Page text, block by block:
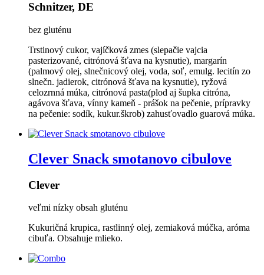
Schnitzer, DE
bez gluténu
Trstinový cukor, vajíčková zmes (slepačie vajcia
pasterizované, citrónová šťava na kysnutie), margarín
(palmový olej, slnečnicový olej, voda, soľ, emulg. lecitín zo
slnečn. jadierok, citrónová šťava na kysnutie), ryžová
celozrnná múka, citrónová pasta(plod aj šupka citróna,
agávova šťava, vínny kameň - prášok na pečenie, prípravky
na pečenie: sodík, kukur.škrob) zahusťovadlo guarová múka.
Clever Snack smotanovo cibulove
Clever
veľmi nízky obsah gluténu
Kukuričná krupica, rastlinný olej, zemiaková múčka, aróma
cibuľa. Obsahuje mlieko.